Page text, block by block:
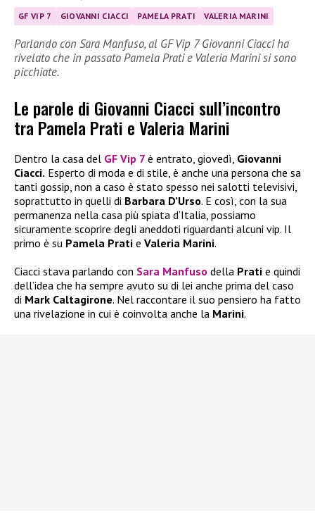
GF VIP 7 GIOVANNI CIACCI PAMELA PRATI VALERIA MARINI
Parlando con Sara Manfuso, al GF Vip 7 Giovanni Ciacci ha
rivelato che in passato Pamela Prati e Valeria Marini si sono
picchiate.
Le parole di Giovanni Ciacci sull’incontro
tra Pamela Prati e Valeria Marini
Dentro la casa del GF Vip 7 è entrato, giovedì, Giovanni
Ciacci. Esperto di moda e di stile, è anche una persona che sa
tanti gossip, non a caso è stato spesso nei salotti televisivi,
soprattutto in quelli di Barbara D’Urso. E così, con la sua
permanenza nella casa più spiata d’Italia, possiamo
sicuramente scoprire degli aneddoti riguardanti alcuni vip. Il
primo è su Pamela Prati e Valeria Marini.
Ciacci stava parlando con Sara Manfuso della Prati e quindi
dell’idea che ha sempre avuto su di lei anche prima del caso
di Mark Caltagirone. Nel raccontare il suo pensiero ha fatto
una rivelazione in cui è coinvolta anche la Marini.